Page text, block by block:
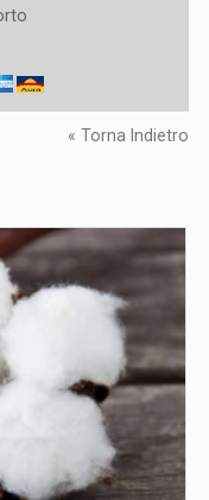
« Torna Indietro